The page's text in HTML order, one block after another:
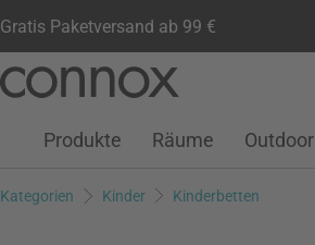
Gratis Paketversand ab 99 €
Seiteninhalt
Suchfeld
Kundenkonto
Wunschliste
Warenkorb
Produkte Räume Outdoor
Kategorien Kinder Kinderbetten